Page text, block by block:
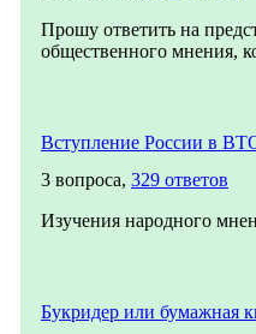
Прошу ответить на
общественного мнения,
Вступление России в
3 вопроса, 329 ответов
Изучения народного
Букридер или бумажная